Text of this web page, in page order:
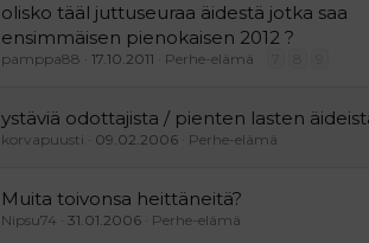
olisko tääl juttuseuraa äidestä jotka saa
ensimmäisen pienokaisen 2012 ?
pamppa88 17.10.2011 Perhe-elämä
ystäviä odottajista / pienten lasten
korvapuusti 09.02.2006 Perhe-elämä
Muita toivonsa heittäneitä?
Nipsu74 31.01.2006 Perhe-elämä